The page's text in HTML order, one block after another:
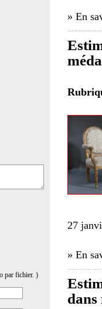
par fichier. )
» En
27
» En
dans